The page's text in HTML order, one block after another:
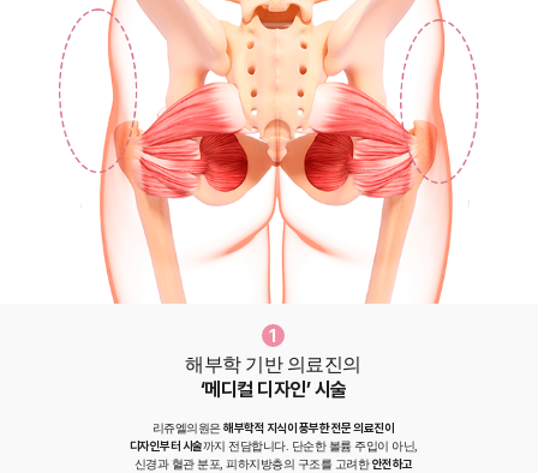
1
해부학 기반 의료진의
‘메디컬 디자인’ 시술
리쥬엘의원은해부학적 지식이 풍부한 전문 의료진이
디자인부터 시술까지 전담합니다. 단순한 볼륨 주입이 아닌,
신경과 혈관 분포, 피하지방층의 구조를 고려한안전하고